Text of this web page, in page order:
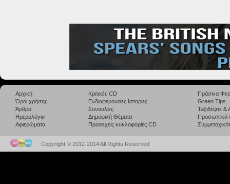
Αρχική
Όροι χρήσης
Άρθρα
Ημερολόγιο
Αφιερώματα
Κριτικές CD
Ενδιαφέρουσες Ιστορίες
Συναυλίες
Δημοφιλή Θέματα
Προσεχείς κυκλοφορίες CD
Πράσινα
Green Tips
Taξιδέψτε
Προσωπικά
Copyright © 2012-2014 All Rights Reserved